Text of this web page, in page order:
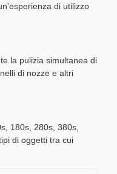
di utilizzo
la pulizia simultanea di
di nozze e altri
180s, 280s, 380s,
di oggetti tra cui